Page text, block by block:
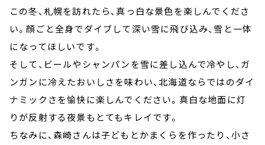
この冬、札幌を訪れたら、真っ白な景色を楽しんでくださ
い。顔ごと全身でダイブして深い雪に飛び込み、雪と一体
になってほしいです。
そして、ビールやシャンパンを雪に差し込んで冷やし、ガ
ンガンに冷えたおいしさを味わい、北海道ならではのダイ
ナミックさを愉快に楽しんでください。真白な地面に灯
りが反射する夜景もとてもキレイです。
ちなみに、森崎さんは子どもとかまくらを作ったり、小さ